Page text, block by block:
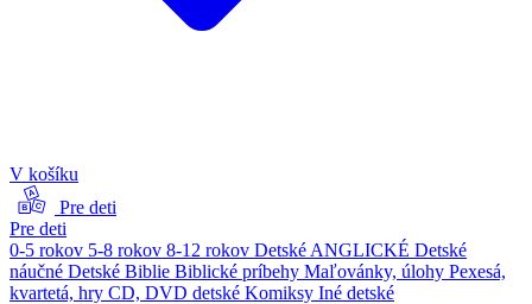
V košíku
Pre deti
Pre deti
0-5 rokov 5-8 rokov 8-12 rokov Detské ANGLICKÉ Detské
náučné Detské Biblie Biblické príbehy Maľovánky, úlohy Pexesá,
kvartetá, hry CD, DVD detské Komiksy Iné detské